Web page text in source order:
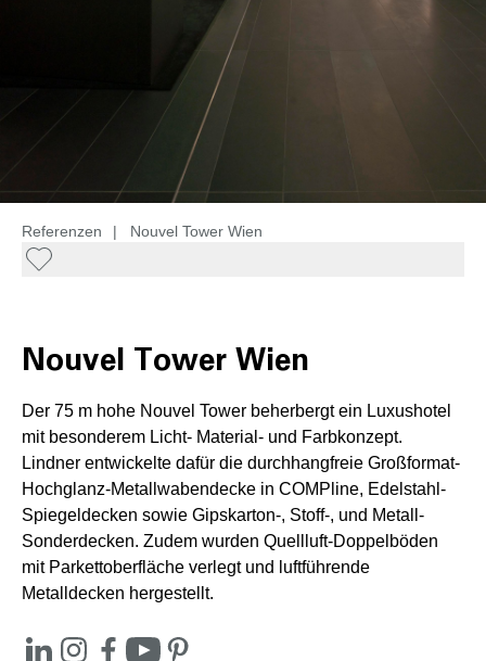
Referenzen | Nouvel Tower Wien
Nouvel Tower Wien
Der 75 m hohe Nouvel Tower beherbergt ein Luxushotel
mit besonderem Licht- Material- und Farbkonzept.
Lindner entwickelte dafür die durchhangfreie Großformat-
Hochglanz-Metallwabendecke in COMPline, Edelstahl-
Spiegeldecken sowie Gipskarton-, Stoff-, und Metall-
Sonderdecken. Zudem wurden Quellluft-Doppelböden
mit Parkettoberfläche verlegt und luftführende
Metalldecken hergestellt.